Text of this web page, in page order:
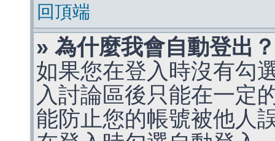
回頂端
» 為什麼我會自動登出？
如果您在登入時沒有勾
入討論區後只能在一定
能防止您的帳號被他人